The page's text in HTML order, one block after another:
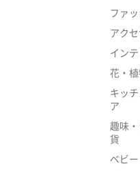
ファ
アク
イン
花・
キッ
ア
趣味
貨
ベビ